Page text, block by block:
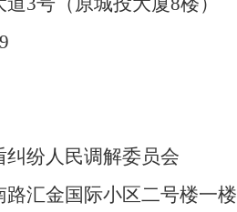
纠纷人民调解委员会
路汇金国际小区二号楼一楼